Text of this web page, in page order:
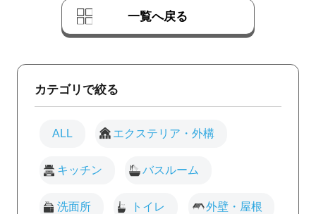
一覧へ戻る
カテゴリで絞る
ALL エクステリア・外構
キッチン バスルーム
洗面所 トイレ 外壁・屋根